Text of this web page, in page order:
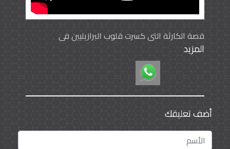
قصة الكارثة التي كسرت قلوب البرازيليين في
"الماراكانا" عام 1950م
المزيد
أضف تعليقك